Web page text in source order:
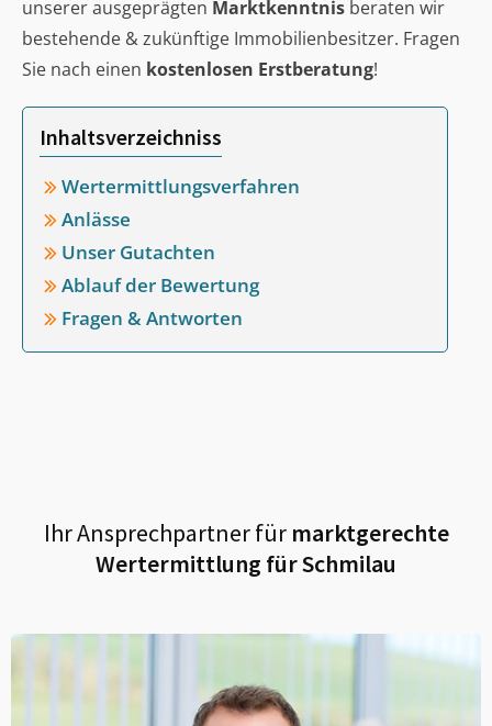
unserer ausgeprägten Marktkenntnis beraten wir
bestehende & zukünftige Immobilienbesitzer. Fragen
Sie nach einen kostenlosen Erstberatung!
Inhaltsverzeichniss
Wertermittlungsverfahren
Anlässe
Unser Gutachten
Ablauf der Bewertung
Fragen & Antworten
Ihr Ansprechpartner fürmarktgerechte
Wertermittlung fürSchmilau